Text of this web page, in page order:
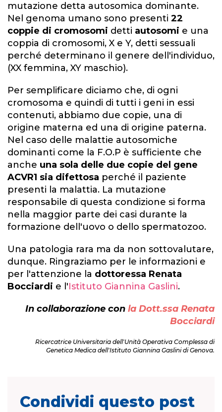
mutazione detta autosomica dominante.
Nel genoma umano sono presenti 22
coppie di cromosomi detti autosomi e una
coppia di cromosomi, X e Y, detti sessuali
perché determinano il genere dell'individuo,
(XX femmina, XY maschio).
Per semplificare diciamo che, di ogni
cromosoma e quindi di tutti i geni in essi
contenuti, abbiamo due copie, una di
origine materna ed una di origine paterna.
Nel caso delle malattie autosomiche
dominanti come la F.O.P è sufficiente che
anche una sola delle due copie del gene
ACVR1 sia difettosa perché il paziente
presenti la malattia. La mutazione
responsabile di questa condizione si forma
nella maggior parte dei casi durante la
formazione dell'uovo o dello spermatozoo.
Una patologia rara ma da non sottovalutare,
dunque. Ringraziamo per le informazioni e
per l'attenzione la dottoressa Renata
Bocciardi e l'Istituto Giannina Gaslini.
In collaborazione con la Dott.ssa Renata
Bocciardi
Ricercatrice Universitaria dell'Unità Operativa Complessa di
Genetica Medica dell'Istituto Giannina Gaslini di Genova.
Condividi questo post